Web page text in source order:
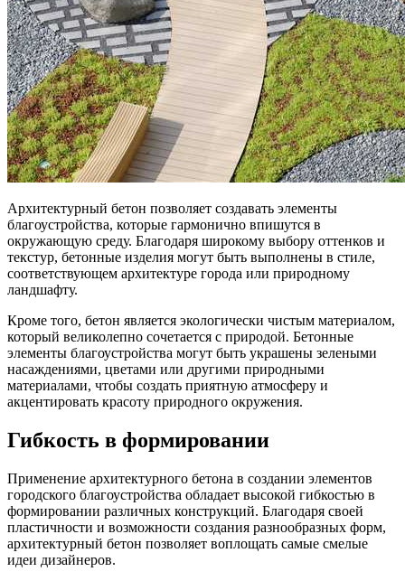
Архитектурный бетон позволяет создавать элементы
благоустройства, которые гармонично впишутся в
окружающую среду. Благодаря широкому выбору оттенков и
текстур, бетонные изделия могут быть выполнены в стиле,
соответствующем архитектуре города или природному
ландшафту.
Кроме того, бетон является экологически чистым материалом,
который великолепно сочетается с природой. Бетонные
элементы благоустройства могут быть украшены зелеными
насаждениями, цветами или другими природными
материалами, чтобы создать приятную атмосферу и
акцентировать красоту природного окружения.
Гибкость в формировании
Применение архитектурного бетона в создании элементов
городского благоустройства обладает высокой гибкостью в
формировании различных конструкций. Благодаря своей
пластичности и возможности создания разнообразных форм,
архитектурный бетон позволяет воплощать самые смелые
идеи дизайнеров.